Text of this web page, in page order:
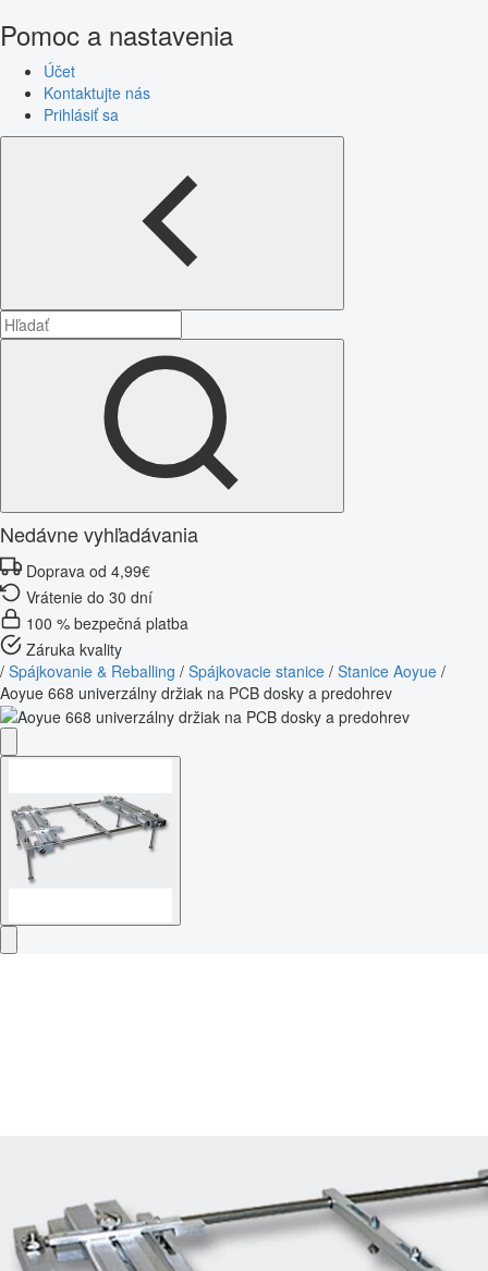
Pomoc a nastavenia
Účet
Kontaktujte nás
Prihlásiť sa
Nedávne vyhľadávania
Doprava od 4,99€
Vrátenie do 30 dní
100 % bezpečná platba
Záruka kvality
/ Spájkovanie & Reballing / Spájkovacie stanice / Stanice Aoyue /
Aoyue 668 univerzálny držiak na PCB dosky a predohrev